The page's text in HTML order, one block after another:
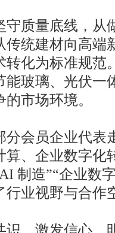
质量底线，从
传统建材向高端
转化为标准规范
能玻璃、光伏一
市场环境。
会员企业代表
算、企业数字化
制造”“企业数
行业视野与合作
、激发信心、